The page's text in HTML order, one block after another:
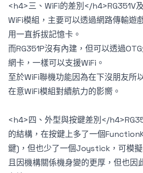
<h4>三、WiFi的差別</h4>RG351V
WiFi模組，主要可以透過網路傳輸遊
用一直拆拔記憶卡。
而RG351P沒有內建，但可以透過
網卡，一樣可以支援WiFi。
至於WiFi聯機功能因為在下沒朋友所
在意WiFi模組對續航力的影嚮。
<h4>四、外型與按鍵差別</
的結構，在按鍵上多了一個
鍵)，但也少了一個Joystick，可模擬
且因機構關係機身變的更厚，但也因